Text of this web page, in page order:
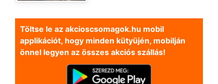
Töltse le az akcioscsomagok.hu mobil
applikációt, hogy minden kütyüjén, mobilján
önnel legyen az összes akciós szállás!